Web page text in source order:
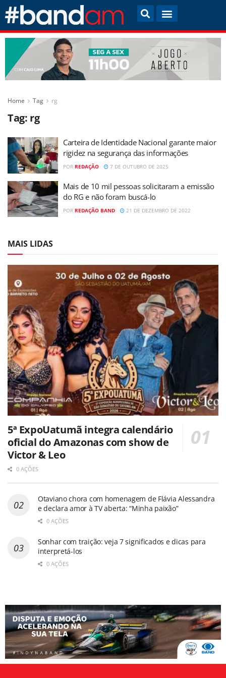
Home Tag rg
Tag: rg
Carteira de Identidade Nacional garante maior
rigidez na segurança das informações
POR REDAÇÃO 7 DE OUTUBRO DE 2025
Mais de 10 mil pessoas solicitaram a emissão
do RG e não foram buscá-lo
POR REDAÇÃO BAND 21 DE DEZEMBRO DE 2022
MAIS LIDAS
5ª ExpoUatumã integra calendário
oficial do Amazonas com show de
Victor & Leo
0 AÇÕES
Otaviano chora com homenagem de Flávia Alessandra
e declara amor à TV aberta: “Minha paixão”
0 AÇÕES
Sonhar com traição: veja 7 significados e dicas para
interpretá-los
0 AÇÕES